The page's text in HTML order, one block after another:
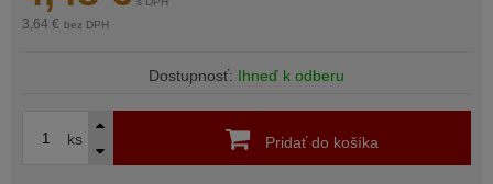
3,64 € bez DPH
Dostupnosť: Ihneď k odberu
ks Pridať do košíka